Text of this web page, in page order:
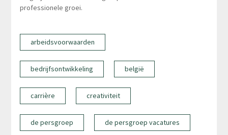
professionele groei.
arbeidsvoorwaarden
bedrijfsontwikkeling belgië
carrière creativiteit
de persgroep de persgroep vacatures